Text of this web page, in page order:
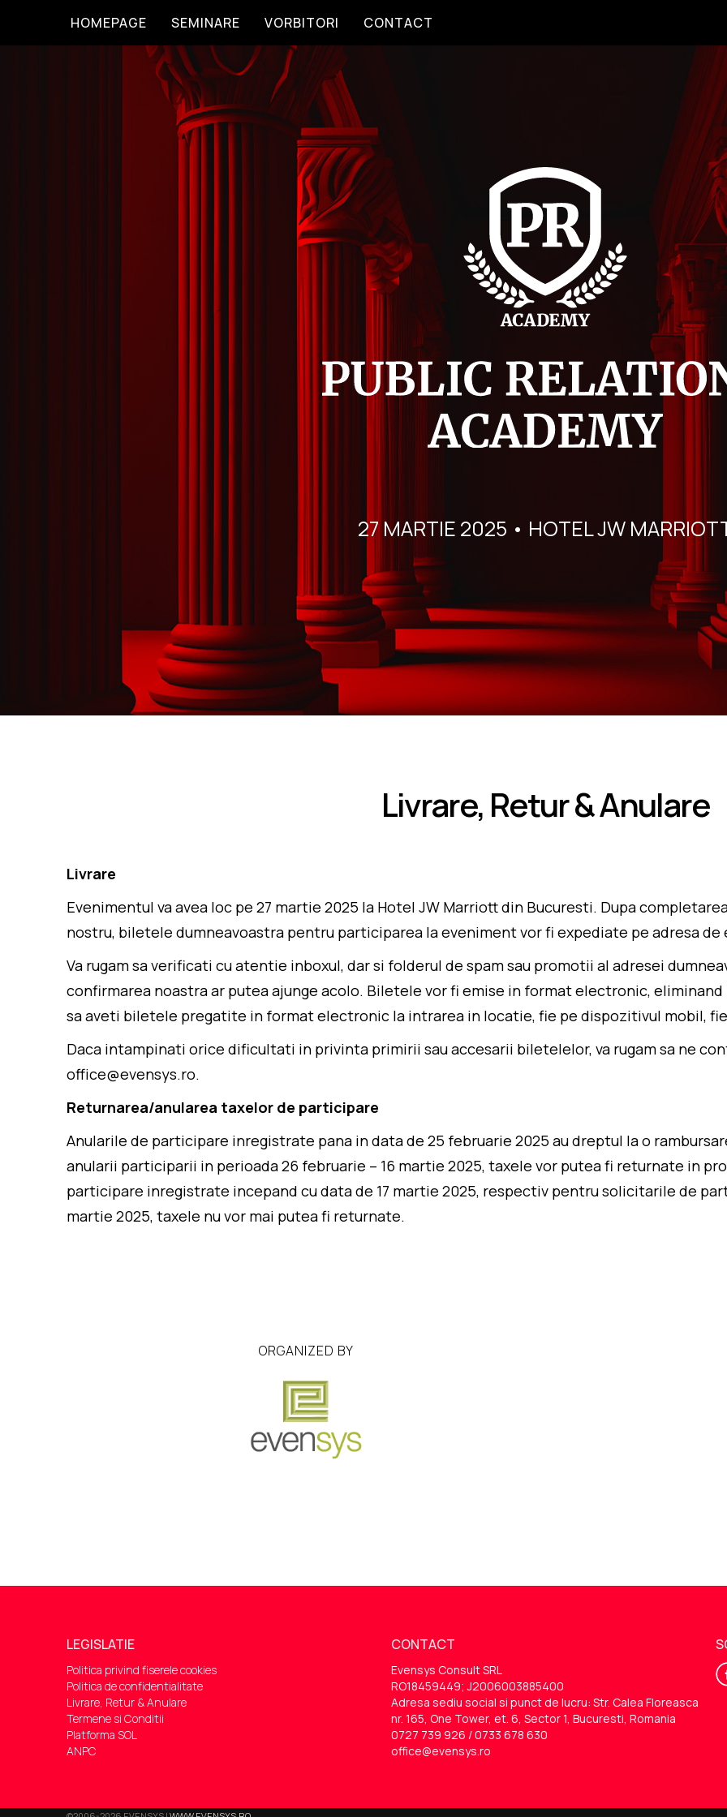
HOMEPAGE SEMINARE VORBITORI CONTACT
27 MARTIE 2025 • HOTEL JW
Livrare, Retur & Anulare
Livrare
Evenimentul va avea loc pe 27 martie 2025 la Hotel JW Marriott din Bucuresti. Dupa
nostru, biletele dumneavoastra pentru participarea la eveniment vor fi expediate pe adresa
Va rugam sa verificati cu atentie inboxul, dar si folderul de spam sau promotii al adresei
confirmarea noastra ar putea ajunge acolo. Biletele vor fi emise in format electronic,
sa aveti biletele pregatite in format electronic la intrarea in locatie, fie pe dispozitivul mobil,
Daca intampinati orice dificultati in privinta primirii sau accesarii biletelelor, va rugam sa ne
office@evensys.ro.
Returnarea/anularea taxelor de participare
Anularile de participare inregistrate pana in data de 25 februarie 2025 au dreptul la o
anularii participarii in perioada 26 februarie – 16 martie 2025, taxele vor putea fi returnate in
participare inregistrate incepand cu data de 17 martie 2025, respectiv pentru solicitarile de
martie 2025, taxele nu vor mai putea fi returnate.
ORGANIZED BY
LEGISLATIE
Politica privind fiserele cookies
Politica de confidentialitate
Livrare, Retur & Anulare
Termene si Conditii
Platforma SOL
ANPC
CONTACT
Evensys Consult SRL
RO18459449; J2006003885400
Adresa sediu social si punct de lucru: Str. Calea Floreasca
nr. 165, One Tower, et. 6, Sector 1, Bucuresti, Romania
0727 739 926 / 0733 678 630
office@evensys.ro